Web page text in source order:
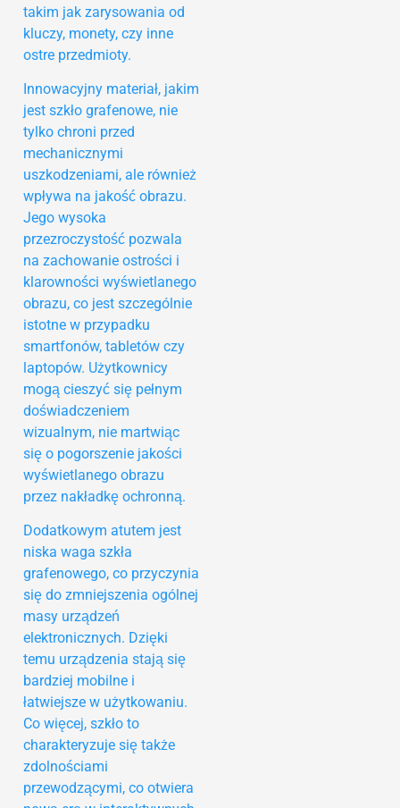
takim jak zarysowania od
kluczy, monety, czy inne
ostre przedmioty.
Innowacyjny materiał, jakim
jest szkło grafenowe, nie
tylko chroni przed
mechanicznymi
uszkodzeniami, ale również
wpływa na jakość obrazu.
Jego wysoka
przezroczystość pozwala
na zachowanie ostrości i
klarowności wyświetlanego
obrazu, co jest szczególnie
istotne w przypadku
smartfonów, tabletów czy
laptopów. Użytkownicy
mogą cieszyć się pełnym
doświadczeniem
wizualnym, nie martwiąc
się o pogorszenie jakości
wyświetlanego obrazu
przez nakładkę ochronną.
Dodatkowym atutem jest
niska waga szkła
grafenowego, co przyczynia
się do zmniejszenia ogólnej
masy urządzeń
elektronicznych. Dzięki
temu urządzenia stają się
bardziej mobilne i
łatwiejsze w użytkowaniu.
Co więcej, szkło to
charakteryzuje się także
zdolnościami
przewodzącymi, co otwiera